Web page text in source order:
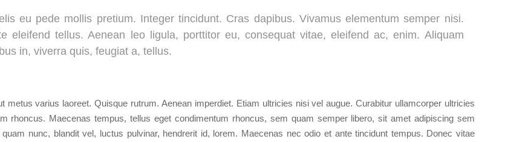
eu pede mollis pretium. Integer tincidunt. Cras dapibus. Vivamus elementum semper nisi.
eleifend tellus. Aenean leo ligula, porttitor eu, consequat vitae, eleifend ac, enim. Aliquam
in, viverra quis, feugiat a, tellus.
metus varius laoreet. Quisque rutrum. Aenean imperdiet. Etiam ultricies nisi vel augue. Curabitur ullamcorper ultricies
rhoncus. Maecenas tempus, tellus eget condimentum rhoncus, sem quam semper libero, sit amet adipiscing sem
nunc, blandit vel, luctus pulvinar, hendrerit id, lorem. Maecenas nec odio et ante tincidunt tempus. Donec vitae